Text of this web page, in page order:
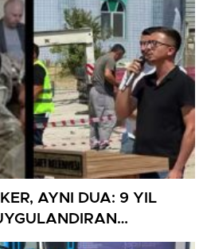
AYNI DUA: 9 YIL